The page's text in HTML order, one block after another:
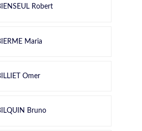
Robert
Maria
Omer
Bruno